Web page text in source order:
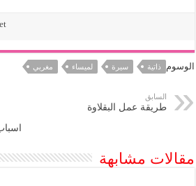
الوسوم ذاتية سيرة لميساء مغربي
السابق
طريقة عمل البقلاوة
مقالات مشابهة